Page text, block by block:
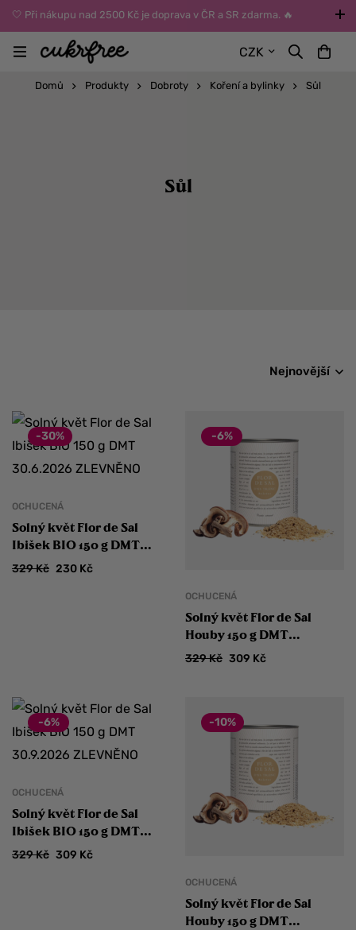
🤍 Při nákupu nad 2500 Kč je doprava v ČR a SR zdarma. 🔥
UPOZORNĚNÍ: Během léta vybírejte dopravu kurýrem nebo do Z-
BOXů umístěných uvnitř budov. Reklamace zboží způsobené
CZK
Domů Produkty Dobroty Koření a bylinky Sůl
Sůl
Nejnovější
-30%
OCHUCENÁ
Solný květ Flor de Sal
Ibišek BIO 150 g DMT
30.6.2026 ZLEVNĚNO
329Kč 230 Kč
-6%
OCHUCENÁ
Solný květ Flor de Sal
Houby 150 g DMT
30.9.2026 ZLEVNĚNO
329Kč 309 Kč
-6%
OCHUCENÁ
Solný květ Flor de Sal
Ibišek BIO 150 g DMT
30.9.2026 ZLEVNĚNO
329Kč 309 Kč
-10%
OCHUCENÁ
Solný květ Flor de Sal
Houby 150 g DMT